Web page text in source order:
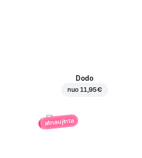
Dodo
nuo11,95 €
atnaujinta